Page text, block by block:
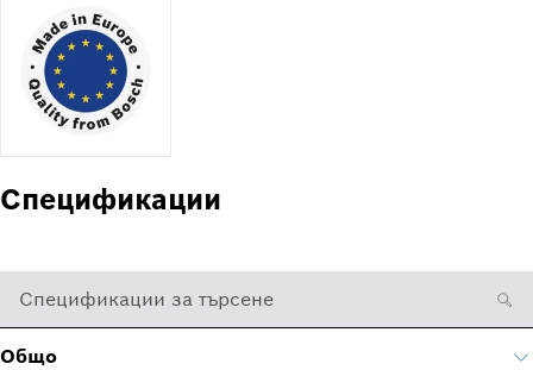
Спецификации
Спецификации за търсене
Общо